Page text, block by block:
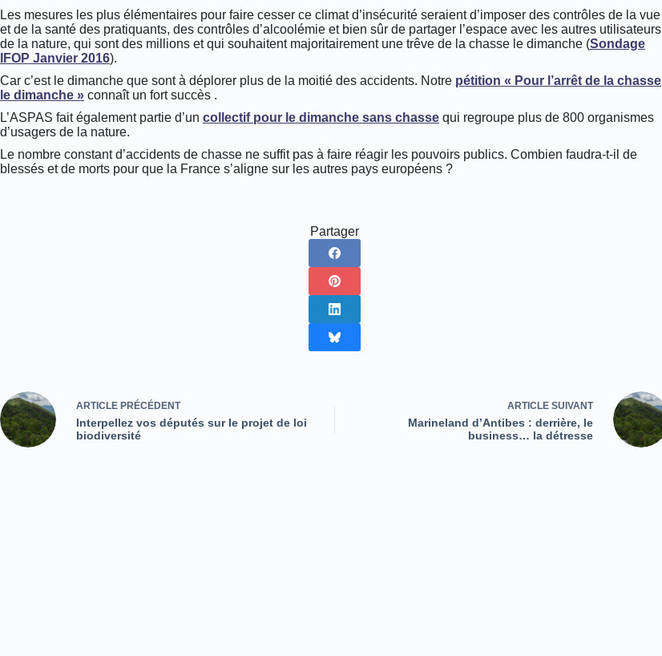
Les mesures les plus élémentaires pour faire cesser ce climat d’insécurité seraient d’imposer des contrôles de la vue
et de la santé des pratiquants, des contrôles d’alcoolémie et bien sûr de partager l’espace avec les autres utilisateurs
de la nature, qui sont des millions et qui souhaitent majoritairement une trêve de la chasse le dimanche (Sondage
IFOP Janvier 2016).
Car c’est le dimanche que sont à déplorer plus de la moitié des accidents. Notre pétition « Pour l’arrêt de la chasse
le dimanche » connaît un fort succès .
L’ASPAS fait également partie d’un collectif pour le dimanche sans chasse qui regroupe plus de 800 organismes
d’usagers de la nature.
Le nombre constant d’accidents de chasse ne suffit pas à faire réagir les pouvoirs publics. Combien faudra-t-il de
blessés et de morts pour que la France s’aligne sur les autres pays européens ?
Partager
ARTICLE PRÉCÉDENT
Interpellez vos députés sur le projet de loi
biodiversité
ARTICLESUIVANT
Marineland d’Antibes : derrière, le
business… la détresse